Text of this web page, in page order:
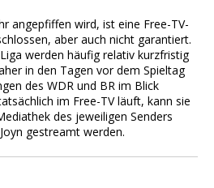
angepfiffen wird, ist eine Free-TV-
aber auch nicht garantiert.
werden häufig relativ kurzfristig
in den Tagen vor dem Spieltag
des WDR und BR im Blick
im Free-TV läuft, kann sie
des jeweiligen Senders
gestreamt werden.